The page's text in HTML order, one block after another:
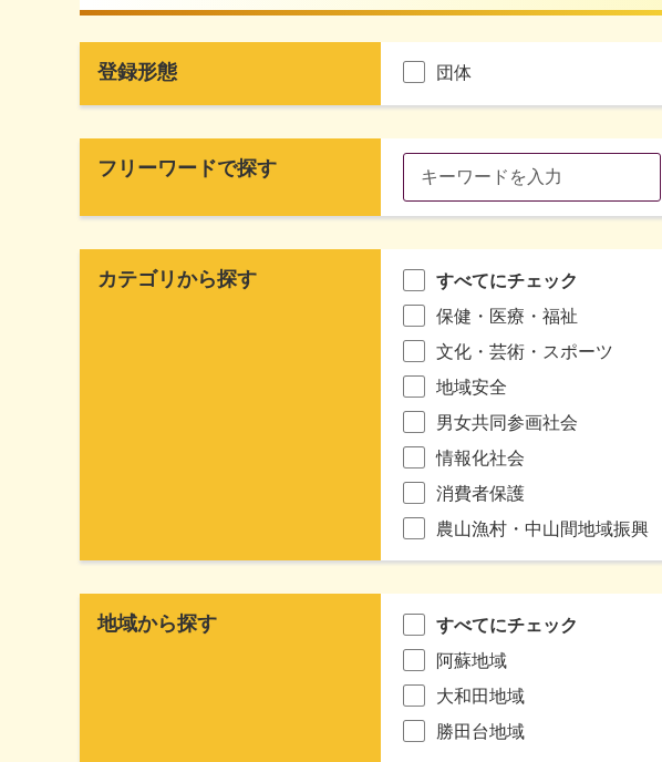
登録形態 団体
フリーワードで探す
カテゴリから探す
すべてにチェック
保健・医療・福祉
文化・芸術・スポーツ
地域安全
男女共同参画社会
情報化社会
消費者保護
農山漁村・中山間地域振興
地域から探す
すべてにチェック
阿蘇地域
大和田地域
勝田台地域